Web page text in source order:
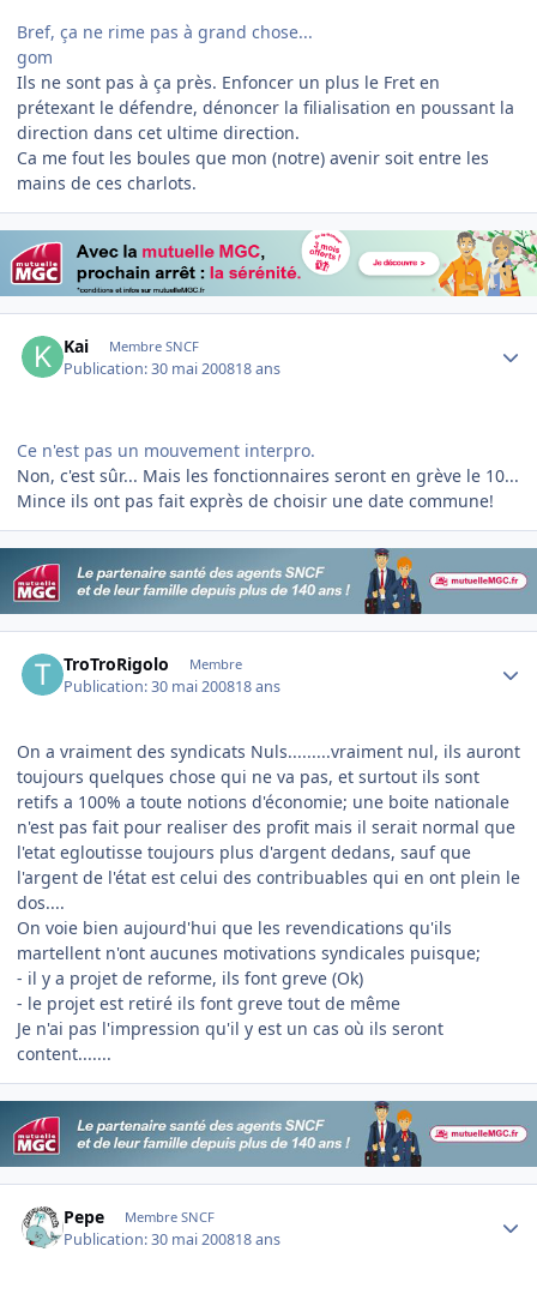
Bref, ça ne rime pas à grand chose...
gom
Ils ne sont pas à ça près. Enfoncer un plus le Fret en
prétexant le défendre, dénoncer la filialisation en poussant la
direction dans cet ultime direction.
Ca me fout les boules que mon (notre) avenir soit entre les
mains de ces charlots.
Kai Membre SNCF
Publication:30 mai 200818 ans
Ce n'est pas un mouvement interpro.
Non, c'est sûr... Mais les fonctionnaires seront en grève le 10...
Mince ils ont pas fait exprès de choisir une date commune!
TroTroRigolo Membre
Publication:30 mai 200818 ans
On a vraiment des syndicats Nuls.........vraiment nul, ils auront
toujours quelques chose qui ne va pas, et surtout ils sont
retifs a 100% a toute notions d'économie; une boite nationale
n'est pas fait pour realiser des profit mais il serait normal que
l'etat egloutisse toujours plus d'argent dedans, sauf que
l'argent de l'état est celui des contribuables qui en ont plein le
dos....
On voie bien aujourd'hui que les revendications qu'ils
martellent n'ont aucunes motivations syndicales puisque;
- il y a projet de reforme, ils font greve (Ok)
- le projet est retiré ils font greve tout de même
Je n'ai pas l'impression qu'il y est un cas où ils seront
content.......
Pepe Membre SNCF
Publication:30 mai 200818 ans